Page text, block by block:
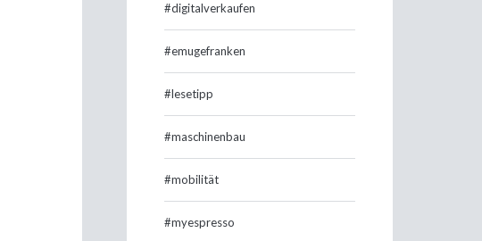
#digitalverkaufen
#emugefranken
#lesetipp
#maschinenbau
#mobilität
#myespresso